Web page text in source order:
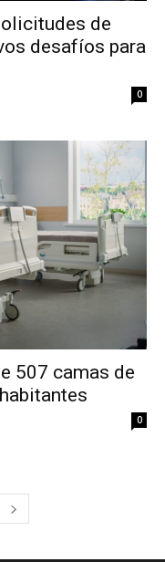
de
desafíos para
0
507 camas de
0